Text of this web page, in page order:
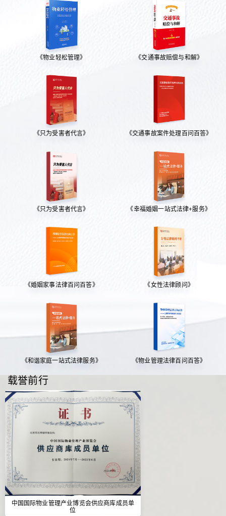
《物业轻松管理》 《交通事故赔偿与和解》
《只为受害者代言》 《交通事故案件处理百问百答》
《只为受害者代言》 《幸福婚姻一站式法律+服务》
《婚姻家事法律百问百答》 《女性法律顾问》
《和谐家庭一站式法律服务》 《物业管理法律百问百答》
载誉前行
中国国际物业管理产业博览会供应商库成员单
位